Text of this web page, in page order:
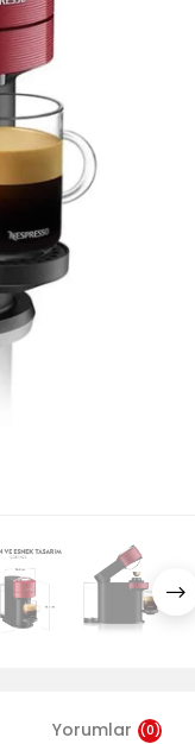
Yorumlar (0)